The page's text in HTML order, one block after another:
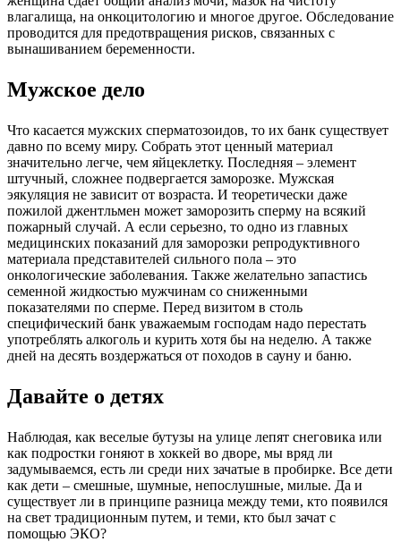
влагалища, на онкоцитологию и многое другое. Обследование
проводится для предотвращения рисков, связанных с
вынашиванием беременности.
Мужское дело
Что касается мужских сперматозоидов, то их банк существует
давно по всему миру. Собрать этот ценный материал
значительно легче, чем яйцеклетку. Последняя – элемент
штучный, сложнее подвергается заморозке. Мужская
эякуляция не зависит от возраста. И теоретически даже
пожилой джентльмен может заморозить сперму на всякий
пожарный случай. А если серьезно, то одно из главных
медицинских показаний для заморозки репродуктивного
материала представителей сильного пола – это
онкологические заболевания. Также желательно запастись
семенной жидкостью мужчинам со сниженными
показателями по сперме. Перед визитом в столь
специфический банк уважаемым господам надо перестать
употреблять алкоголь и курить хотя бы на неделю. А также
дней на десять воздержаться от походов в сауну и баню.
Давайте о детях
Наблюдая, как веселые бутузы на улице лепят снеговика или
как подростки гоняют в хоккей во дворе, мы вряд ли
задумываемся, есть ли среди них зачатые в пробирке. Все дети
как дети – смешные, шумные, непослушные, милые. Да и
существует ли в принципе разница между теми, кто появился
на свет традиционным путем, и теми, кто был зачат с
помощью ЭКО?